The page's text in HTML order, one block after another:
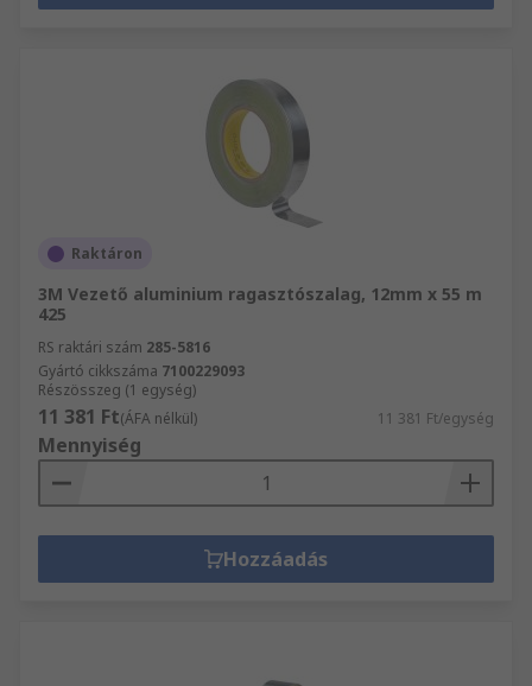
Raktáron
3M Vezető aluminium ragasztószalag, 12mm x 55 m
425
RS raktári szám 285-5816
Gyártó cikkszáma 7100229093
Részösszeg (1 egység)
11 381 Ft(ÁFA nélkül) 11 381 Ft/egység
Mennyiség
Hozzáadás